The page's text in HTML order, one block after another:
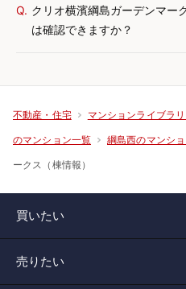
Q. クリオ横濱綱島ガーデンマー
は確認できますか？
不動産・住宅 マンションライブラ
のマンション一覧 綱島西のマンシ
ークス（棟情報）
買いたい
売りたい